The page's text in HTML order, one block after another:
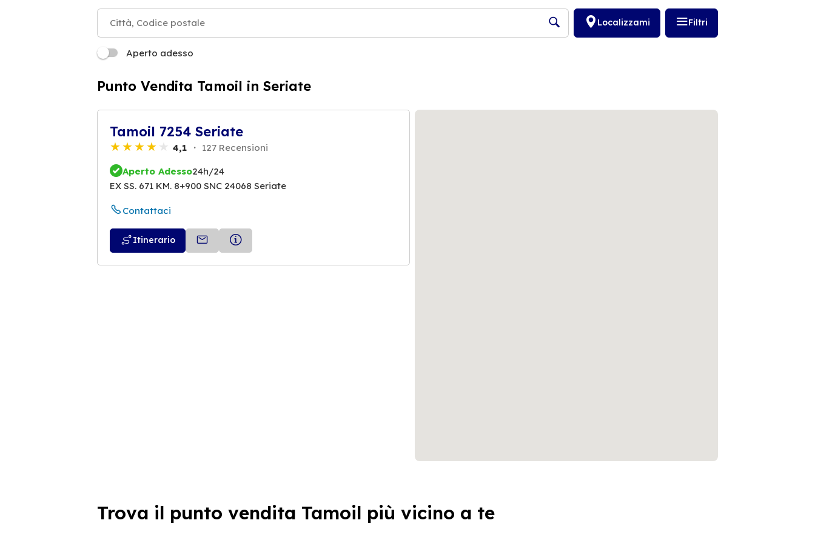
Localizzami Filtri
Aperto adesso
Punto Vendita Tamoil in Seriate
Tamoil 7254 Seriate
4,1 127 Recensioni
Aperto Adesso24h/24
EX SS. 671 KM. 8+900 SNC 24068 Seriate
Contattaci
Itinerario
Trova il punto vendita Tamoil più vicino a te